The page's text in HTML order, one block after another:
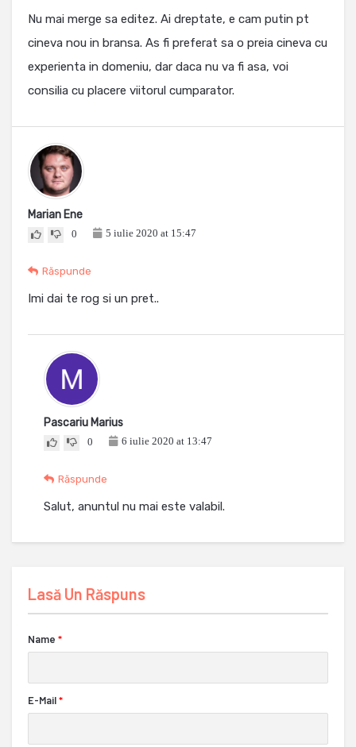
Nu mai merge sa editez. Ai dreptate, e cam putin pt
cineva nou in bransa. As fi preferat sa o preia cineva cu
experienta in domeniu, dar daca nu va fi asa, voi
consilia cu placere viitorul cumparator.
Marian Ene
0 5 iulie 2020 at 15:47
Răspunde
Imi dai te rog si un pret..
Pascariu Marius
0 6 iulie 2020 at 13:47
Răspunde
Salut, anuntul nu mai este valabil.
Lasă Un Răspuns
Name *
E-Mail*